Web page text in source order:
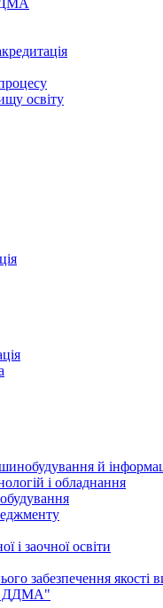
освіту
й
і обладнання
і заочної освіти
забезпечення якості
ДДМА"